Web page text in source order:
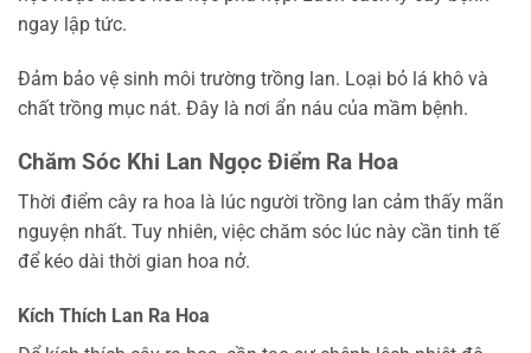
ngay lập tức.
Đảm bảo vệ sinh môi trường trồng lan. Loại bỏ lá khô và
chất trồng mục nát. Đây là nơi ẩn náu của mầm bệnh.
Chăm Sóc Khi Lan Ngọc Điểm Ra Hoa
Thời điểm cây ra hoa là lúc người trồng lan cảm thấy mãn
nguyện nhất. Tuy nhiên, việc chăm sóc lúc này cần tinh tế
để kéo dài thời gian hoa nở.
Kích Thích Lan Ra Hoa